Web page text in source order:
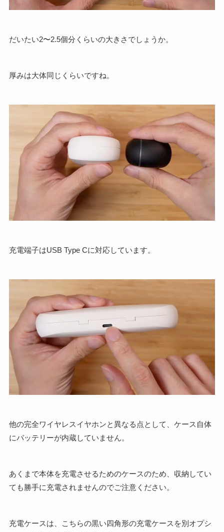
だいたい2〜2.5個分くらいの大きさでしょうか。
厚みは大体同じくらいですね。
充電端子はUSB Type Cに対応しています。
他の完全ワイヤレスイヤホンと異なる点として、ケース自体
にバッテリーが内蔵していません。
あくまで本体を充電させるためのケースのため、収納してい
ても勝手に充電されませんのでご注意ください。
充電ケースは、こちらの黒い四角形の充電ケースを別オプシ